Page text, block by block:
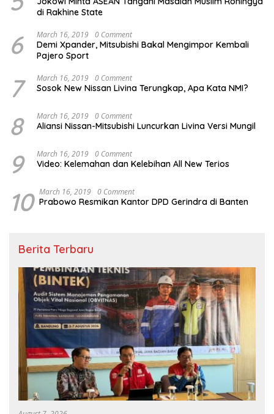
di Rakhine State
6 March 16, 2019 0 Comment
Demi Xpander, Mitsubishi Bakal Mengimpor Kembali
Pajero Sport
7 March 16, 2019 0 Comment
Sosok New Nissan Livina Terungkap, Apa Kata NMI?
8 March 16, 2019 0 Comment
Aliansi Nissan-Mitsubishi Luncurkan Livina Versi Mungil
9 March 16, 2019 0 Comment
Video: Kelemahan dan Kelebihan All New Terios
10 March 16, 2019 0 Comment
Prabowo Resmikan Kantor DPD Gerindra di Banten
Berita Terbaru